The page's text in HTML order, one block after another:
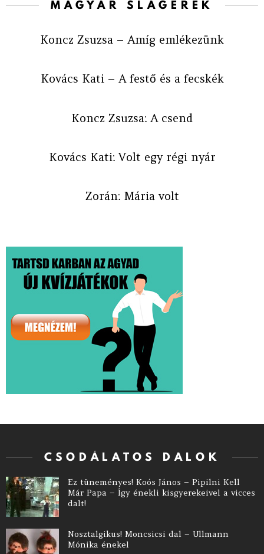
MAGYAR SLÁGEREK
Koncz Zsuzsa – Amíg emlékezünk
Kovács Kati – A festő és a fecskék
Koncz Zsuzsa: A csend
Kovács Kati: Volt egy régi nyár
Zorán: Mária volt
CSODÁLATOS DALOK
Ez tüneményes! Koós János – Pipilni Kell
Már Papa – Így énekli kisgyerekeivel a vicces
dalt!
Nosztalgikus! Moncsicsi dal – Ullmann
Mónika énekel